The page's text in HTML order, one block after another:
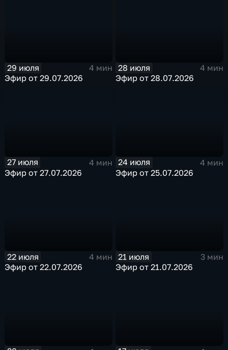
29 июля
4 мин
Эфир от 29.07.2026
28 июля
4 мин
Эфир от 28.07.2026
27 июля
4 мин
Эфир от 27.07.2026
24 июля
4 мин
Эфир от 25.07.2026
22 июля
4 мин
Эфир от 22.07.2026
21 июля
3 мин
Эфир от 21.07.2026